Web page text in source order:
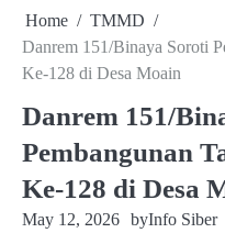
Home
TMMD
Danrem 151/Binaya Soroti
Ke-128 di Desa Moain
Danrem 151/
Pembangunan
Ke-128 di Desa
May 12, 2026 byInfo Siber